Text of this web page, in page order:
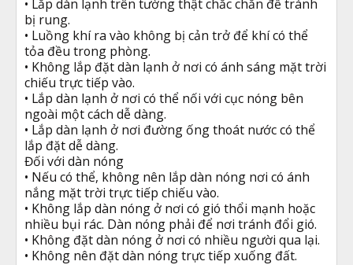
• Lắp dàn lạnh trên tường thật chắc chắn để tránh
bị rung.
• Luồng khí ra vào không bị cản trở để khí có thể
tỏa đều trong phòng.
• Không lắp đặt dàn lạnh ở nơi có ánh sáng mặt trời
chiếu trực tiếp vào.
• Lắp dàn lạnh ở nơi có thể nối với cục nóng bên
ngoài một cách dễ dàng.
• Lắp dàn lạnh ở nơi đường ống thoát nước có thể
lắp đặt dễ dàng.
Đối với dàn nóng
• Nếu có thể, không nên lắp dàn nóng nơi có ánh
nắng mặt trời trực tiếp chiếu vào.
• Không lắp dàn nóng ở nơi có gió thổi mạnh hoặc
nhiều bụi rác. Dàn nóng phải để nơi tránh đổi gió.
• Không đặt dàn nóng ở nơi có nhiều người qua lại.
• Không nên đặt dàn nóng trực tiếp xuống đất.